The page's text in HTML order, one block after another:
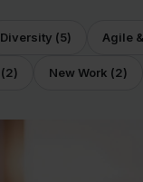
Diversity (5) Agile
(2) New Work (2)